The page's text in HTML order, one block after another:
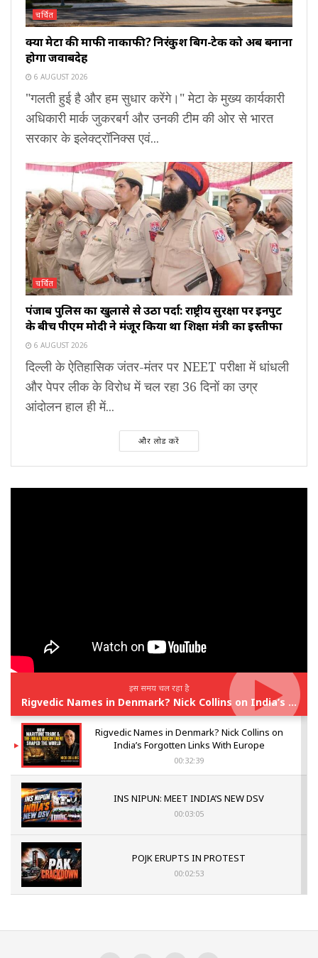
चर्चित
क्या मेटा की माफी नाकाफी? निरंकुश बिग-टेक को अब बनाना
होगा जवाबदेह
6 AUGUST 2026
"गलती हुई है और हम सुधार करेंगे।" मेटा के मुख्य कार्यकारी
अधिकारी मार्क जुकरबर्ग और उनकी टीम की ओर से भारत
सरकार के इलेक्ट्रॉनिक्स एवं...
चर्चित
पंजाब पुलिस का खुलासे से उठा पर्दा: राष्ट्रीय सुरक्षा पर इनपुट
के बीच पीएम मोदी ने मंजूर किया था शिक्षा मंत्री का इस्तीफा
6 AUGUST 2026
दिल्ली के ऐतिहासिक जंतर-मंतर पर NEET परीक्षा में धांधली
और पेपर लीक के विरोध में चल रहा 36 दिनों का उग्र
आंदोलन हाल ही में...
और लोड करें
इस समय चल रहा है
Rigvedic Names in Denmark? Nick Collins on India’s Forgotten Links With Europe
Rigvedic Names in Denmark? Nick Collins on
India’s Forgotten Links With Europe
00:32:39
INS NIPUN: MEET INDIA’S NEW DSV
00:03:05
POJK ERUPTS IN PROTEST
00:02:53
Sagar